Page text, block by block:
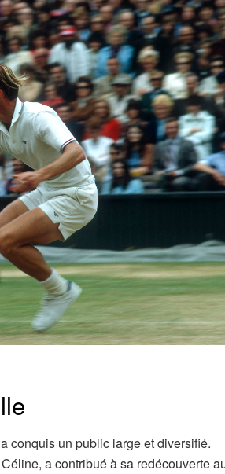
conquis un public large et diversifié.
a contribué à sa redécouverte